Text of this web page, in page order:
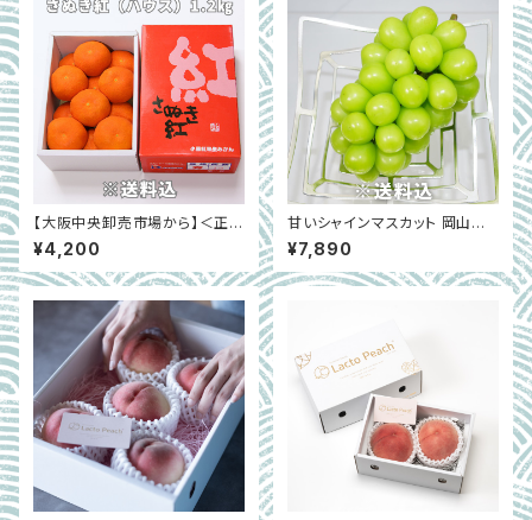
【大阪中央卸売市場から】＜正品
＞さぬき紅（ハウスみかん）約1.
2㎏
¥4,200
甘いシャインマスカット 岡山県
産 大房 約700g 産地直送｜西
崎農園 ※7月上旬〜8月下旬限
定
¥7,890